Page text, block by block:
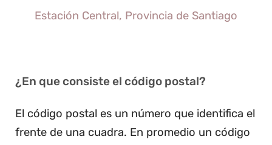
Estación Central, Provincia de Santiago
¿En que consiste el código postal?
El código postal es un número que identifica el
frente de una cuadra. En promedio un código